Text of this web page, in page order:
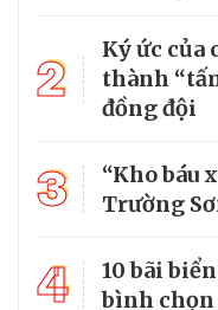
2
Ký ức của
thành
đồng đội
3
“Kho báu
Trường
4
10 bãi
bình chọn